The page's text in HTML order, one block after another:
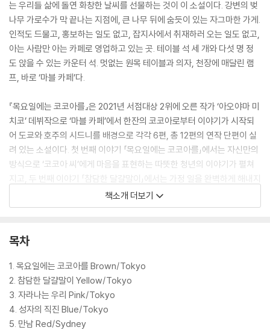
는 우리들 삶에 돌연 화창한 날씨를 선물하는 것이 이 소설이다. 강변의 벚
나무 가로수가 막 끝나는 지점에, 큰 나무 뒤에 숨듯이 있는 자그마한 가게.
인적도 드물고, 홍보하는 일도 없고, 잡지사에서 취재하러 오는 일도 없고,
아는 사람만 아는 카페로 영업하고 있는 곳. 테이블 석 세 개와 다섯 명 정
도 앉을 수 있는 카운터 석. 멋없는 원목 테이블과 의자, 천장에 매달린 램
프, 바로 ‘마블 카페’다.
『목요일에는 코코아를』은 2021년 서점대상 2위에 오른 작가 ‘아오야마 미
치코’ 데뷔작으로 ‘마블 카페’에서 한잔의 코코아로부터 이야기가 시작되
어 도쿄와 호주의 시드니를 배경으로 각각 6편, 총 12편의 연작 단편이 실
려 있는 소설이다. 첫 번째 이야기 「목요일에는 코코아를」에서는 자신만의
방식으로 ‘코코아 씨’에게 마음을 표현하는 따뜻한 청년의 이야기가 펼쳐
지고, 두 번째 이야기 「참담한 달걀말이」에서는 가정 일을 완벽하게 해내지
못해 우울해하지만 곧 자신감을 되찾는 워킹맘의 이야기가 그려진다. 세
번째 「자라나는 우리」에서는 관계의 따뜻함을 회복하는 유치원 교사 이야
려진다. 다섯 번째 「만남」에서는 사람을 사랑하는 ‘재능’을 발견해가는 신
부부의 풋풋한 로맨스그레이가 펼쳐진다. 일곱 번째 「카운트다운」에서는
‘초록’으로부터 구원받는 아름다운 영혼의 이야기, 여덟 번째 「랄프 씨의
가장 좋은 하루」에서는 오렌지색을 트레이드마크로 하는 멋진 남성의 사
랑이, 아홉 번째 「돌아온 마녀」에서는 오렌지색 랄프 씨의 연인인 ‘터쿼이
즈 블루’ 같은 여성의 신비로운 이야기가 그려진다. 열 번째 「당신을 만나지
책소개 더보기
목차
1. 목요일에는 코코아를 Brown/Tokyo
2. 참담한 달걀말이 Yellow/Tokyo
3. 자라나는 우리 Pink/Tokyo
4. 성자의 직진 Blue/Tokyo
5. 만남 Red/Sydney